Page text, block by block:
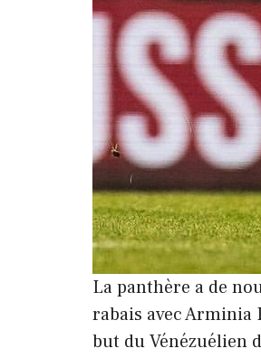
La panthère a de
rabais avec Arminia
but du Vénézuélien